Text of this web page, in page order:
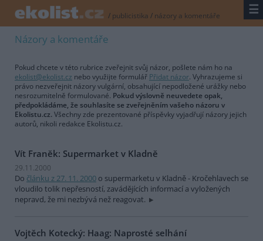
/ publicistika / názory a komentáře ☰
Názory a komentáře
Pokud chcete v této rubrice zveřejnit svůj názor, pošlete nám ho na
ekolist@ekolist.cz nebo využijte formulář Přidat názor. Vyhrazujeme si
právo nezveřejnit názory vulgární, obsahující nepodložené urážky nebo
nesrozumitelně formulované. Pokud výslovně neuvedete opak,
předpokládáme, že souhlasíte se zveřejněním vašeho názoru v
Ekolistu.cz. Všechny zde prezentované příspěvky vyjadřují názory jejich
autorů, nikoli redakce Ekolistu.cz.
Vít Franěk: Supermarket v Kladně
29.11.2000
Do článku z 27. 11. 2000 o supermarketu v Kladně - Kročehlavech se
vloudilo tolik nepřesností, zavádějících informací a vyložených
nepravd, že mi nezbývá než reagovat.
Vojtěch Kotecký: Haag: Naprosté selhání